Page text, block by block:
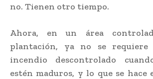
no. Tienen otro tiempo.
Ahora, en un área
plantación, ya no se
incendio descontrolado
estén maduros, y lo que se